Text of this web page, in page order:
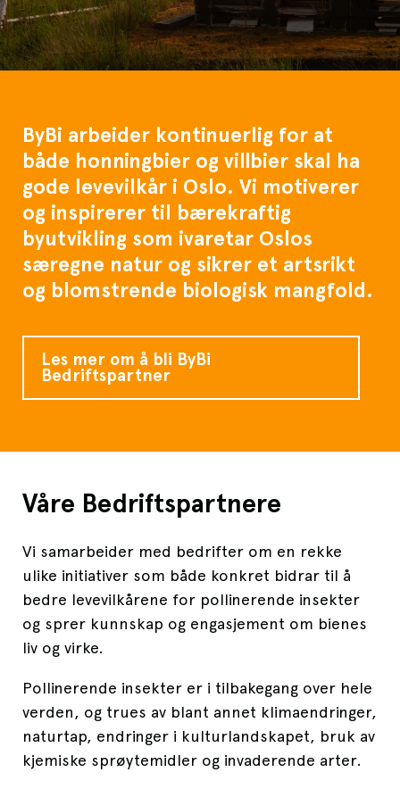
ByBi arbeider kontinuerlig for at
både honningbier og villbier skal ha
gode levevilkår i Oslo. Vi motiverer
og inspirerer til bærekraftig
byutvikling som ivaretar Oslos
særegne natur og sikrer et artsrikt
og blomstrende biologisk mangfold.
Les mer om å bli ByBi
Bedriftspartner
Våre Bedriftspartnere
Vi samarbeider med bedrifter om en rekke
ulike initiativer som både konkret bidrar til å
bedre levevilkårene for pollinerende insekter
og sprer kunnskap og engasjement om bienes
liv og virke.
Pollinerende insekter er i tilbakegang over hele
verden, og trues av blant annet klimaendringer,
naturtap, endringer i kulturlandskapet, bruk av
kjemiske sprøytemidler og invaderende arter.